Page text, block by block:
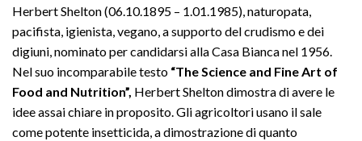
Herbert Shelton (06.10.1895 – 1.01.1985), naturopata,
pacifista, igienista, vegano, a supporto del crudismo e dei
digiuni, nominato per candidarsi alla Casa Bianca nel 1956.
Nel suo incomparabile testo “The Science and Fine Art of
Food and Nutrition”, Herbert Shelton dimostra di avere le
idee assai chiare in proposito. Gli agricoltori usano il sale
come potente insetticida, a dimostrazione di quanto